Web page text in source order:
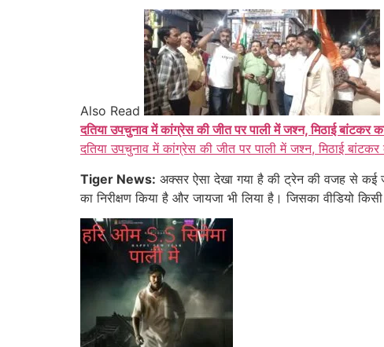
Also Read
दतिया उपचुनाव में कांग्रेस की जीत पर पाली में जश्न, मिठाई बांटकर
दतिया उपचुनाव में कांग्रेस की जीत पर पाली में जश्न, मिठाई
Tiger News: अक्सर ऐसा देखा गया है की ट्रेन की वजह से कई
का निरीक्षण किया है और जायजा भी लिया है। जिसका वीडियो